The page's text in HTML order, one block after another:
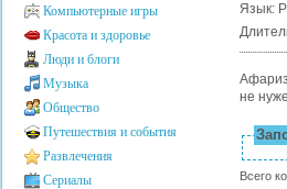
Компьютерные игры
Красота и здоровье
Люди и блоги
Музыка
Общество
Путешествия и события
Развлечения
Сериалы
Язык:
не
Всего